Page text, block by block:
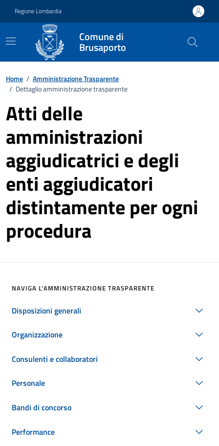
Regione Lombardia
Comune di
Brusaporto
Home / Amministrazione Trasparente
/ Dettaglio amministrazione trasparente
Atti delle
amministrazioni
aggiudicatrici e degli
enti aggiudicatori
distintamente per ogni
procedura
NAVIGA L'AMMINISTRAZIONE TRASPARENTE
Disposizioni generali
Organizzazione
Consulenti e collaboratori
Personale
Bandi di concorso
Performance